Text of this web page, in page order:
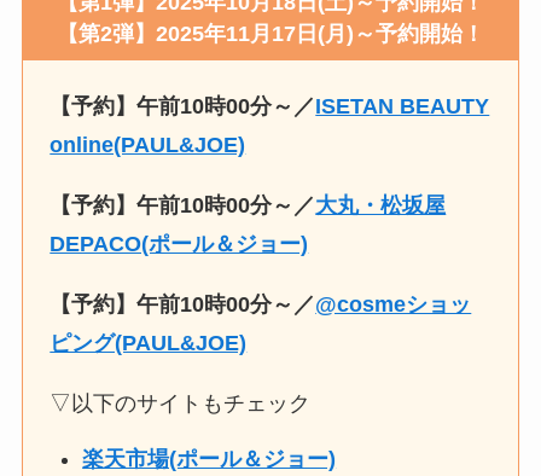
【第2弾】2025年11月17日(月)～予約開始！
【予約】午前10時00分～／ISETAN BEAUTY
online(PAUL&JOE)
【予約】午前10時00分～／大丸・松坂屋
DEPACO(ポール＆ジョー)
【予約】午前10時00分～／@cosmeショッ
ピング(PAUL&JOE)
▽以下のサイトもチェック
楽天市場(ポール＆ジョー)